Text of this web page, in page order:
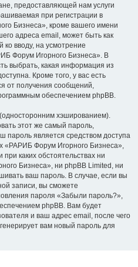
предоставляющей нам услуги
при регистрации в
Бизнеса», кроме вашего имени
адреса email, может быть как
ко вводу, на усмотрение
Форум Игорного Бизнеса». В
выбрать, какая информация из
Кроме того, у вас есть
от получения сообщений,
обеспечением phpBB.
хэшированием).
этот же самый пароль,
пароль является средством доступа
«РАРИБ Форум Игорного Бизнеса»,
каких обстоятельствах ни
Бизнеса», ни phpBB Limited, ни
ваш пароль. В случае, если вы
записи, вы сможете
пароля «Забыли пароль?»,
phpBB. Вам будет
и ваш адрес email, после чего
вам новый пароль для